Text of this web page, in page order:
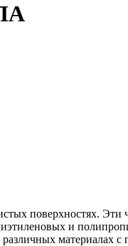
поверхностях. Эти
и
материалах